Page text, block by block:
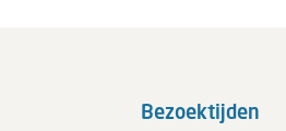
Bezoektijden